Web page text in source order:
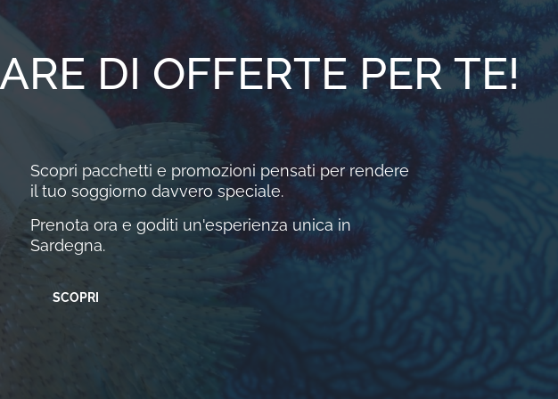
DI OFFERTE PER TE!
Scopri pacchetti e promozioni pensati per rendere
il tuo soggiorno davvero speciale.
Prenota ora e goditi un'esperienza unica in
Sardegna.
SCOPRI